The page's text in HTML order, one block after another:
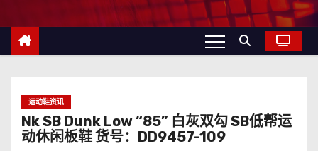
运动鞋资讯
Nk SB Dunk Low “85” 白灰双勾 SB低帮运
动休闲板鞋 货号：DD9457-109